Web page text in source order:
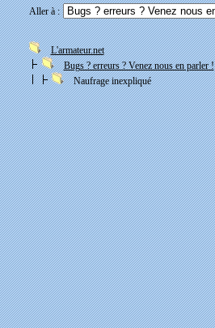
Aller à :
L'armateur.net
Bugs ? erreurs ? Venez nous en parler !
Naufrage inexpliqué